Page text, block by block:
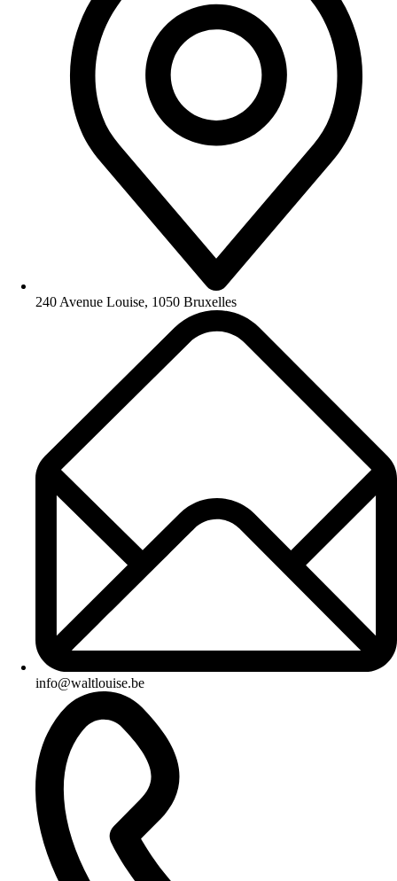
240 Avenue Louise, 1050 Bruxelles
info@waltlouise.be